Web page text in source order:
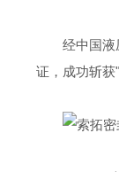
经中国液
证，成功斩获"